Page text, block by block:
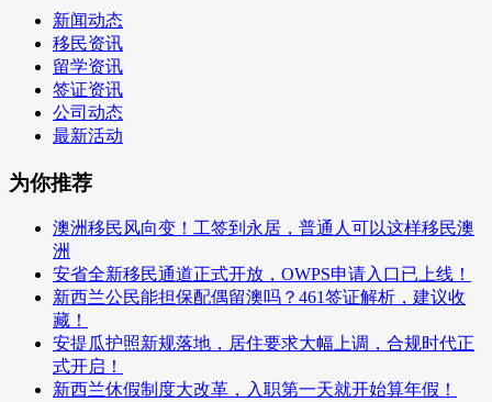
新闻动态
移民资讯
留学资讯
签证资讯
公司动态
最新活动
为你推荐
澳洲移民风向变！工签到永居，普通人可以这样移民澳
洲
安省全新移民通道正式开放，OWPS申请入口已上线！
新西兰公民能担保配偶留澳吗？461签证解析，建议收
藏！
安提瓜护照新规落地，居住要求大幅上调，合规时代正
式开启！
新西兰休假制度大改革，入职第一天就开始算年假！